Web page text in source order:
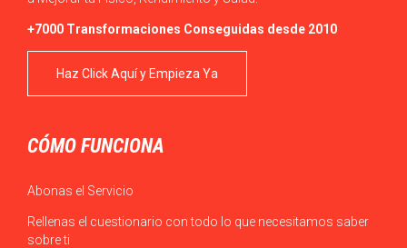
+7000 Transformaciones Conseguidas desde 2010
Haz Click Aquí y Empieza Ya
CÓMO FUNCIONA
Abonas el Servicio
Rellenas el cuestionario con todo lo que necesitamos saber
sobre ti